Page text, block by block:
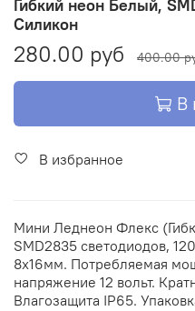
Гибкий неон Белый,
Силикон
280.00 руб 400.00
В
В избранное
Мини Леднеон Флекс
SMD2835 светодиодов,
8х16мм. Потребляемая
напряжение 12 вольт.
Влагозащита IP65.